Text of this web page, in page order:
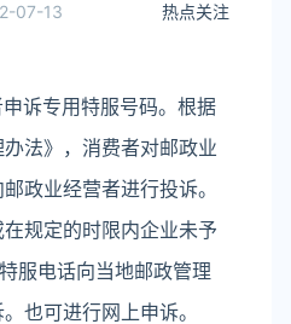
热点关注
07-13
诉专用特服号码。根据
办法》，消费者对邮政业
政业经营者进行投诉。
规定的时限内企业未予
服电话向当地邮政管理
也可进行网上申诉。